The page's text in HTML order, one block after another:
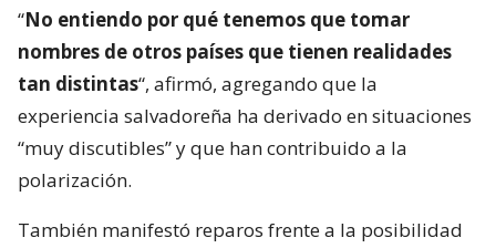
“No entiendo por qué tenemos que tomar
nombres de otros países que tienen realidades
tan distintas“, afirmó, agregando que la
experiencia salvadoreña ha derivado en situaciones
“muy discutibles” y que han contribuido a la
polarización.
También manifestó reparos frente a la posibilidad